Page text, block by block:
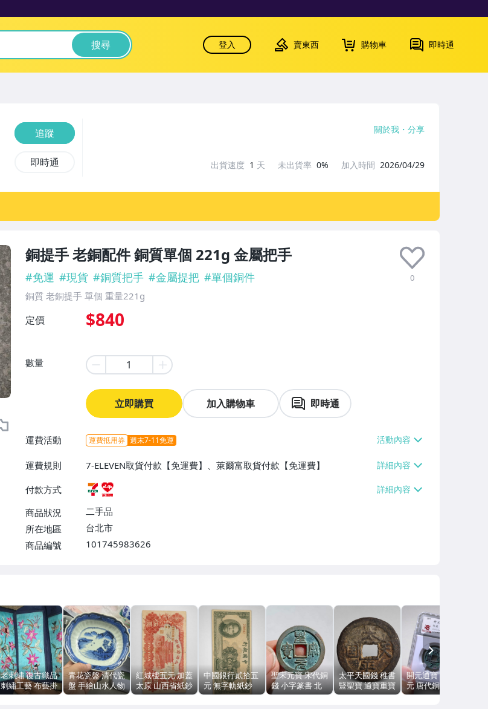
搜尋 登入 賣東西 購物車 即時通
銅提手 老銅配件 銅質單個 221g 金屬把手
0
#免運 #現貨 #銅質把手 #金屬提把 #單個銅件
銅質 老銅提手 單個 重量221g
定價 $840
數量
立即購買 加入購物車 即時通
運費活動 運費抵用券 週末7-11免運
運費規則
7-ELEVEN取貨付款【免運費】、萊爾富取貨付款【免運費】
付款方式
商品狀況
二手品
所在地區
台北市
商品編號
101745983626
追蹤
即時通
關於我 分享
出貨速度 1 天 未出貨率 0% 加入時間 2026/04/29
老刺繡 復古織品
刺繡工藝 布藝掛
飾 陳列擺飾
青花瓷盤 清代瓷
盤 手繪山水人物
口徑15cm 陶瓷
紅城樓五元 加蓋
太原 山西省紙鈔
流通品有折 大裂
中國銀行貳拾五
元 無字軌紙鈔
流通票 有折 票
聖宋元寶 宋代銅
錢 小字篆書 北
宋徽宗 寧夏同心
太平天國錢 稚書
豎聖寶 通寶重寶
元寶 清代古錢幣
開元通寶 武德開
元 唐代銅錢 華
夏評級90分 美